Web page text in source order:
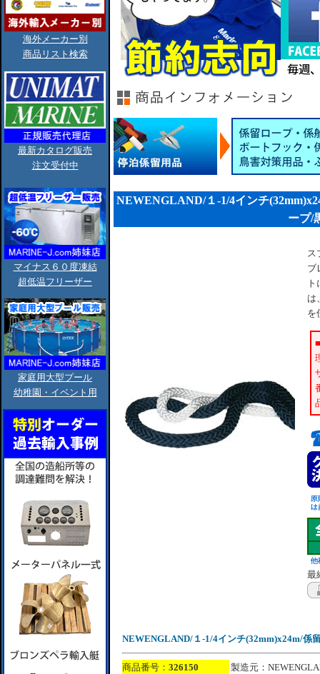
海外メーカー別
商品リスト検索
最新カタログ販売
注文受付中
マイナス６０度凍結
超低温フリーザー
家庭用大型プール
幼稚園・イベント用
NEWENGLAND/１-1/4インチ
ープ/
ス
ブ
は
を
最
NEWENGLAND/１-1/4インチ(32mm)x24m/係
商品番号： 326150
製造元：